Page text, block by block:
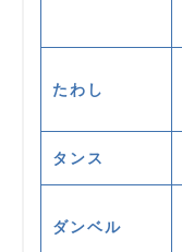
たわし
タンス
ダンベル